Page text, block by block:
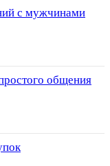
с мужчинами
общения